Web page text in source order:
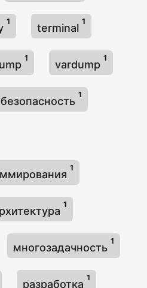
1
terminal
1
1
vardump
1
безопасность
1
1
1
многозадачность
1
разработка
1